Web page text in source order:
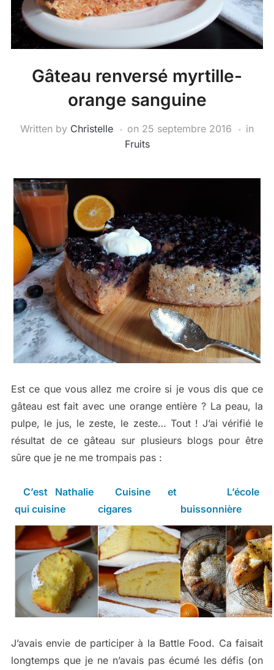
Gâteau renversé myrtille-
orange sanguine
Written by Christelle on 25 septembre 2016
in
Fruits
Est ce que vous allez me croire si je vous dis que ce
gâteau est fait avec une orange entière ? La peau, la
pulpe, le jus, le zeste, le zeste… Tout ! J’ai vérifié le
résultat de ce gâteau sur plusieurs blogs pour être
sûre que je ne me trompais pas :
C’est Nathalie
qui cuisine
Cuisine et
cigares
L’école
buissonnière
J’avais envie de participer à la Battle Food. Ca faisait
longtemps que je ne n’avais pas écumé les défis (on